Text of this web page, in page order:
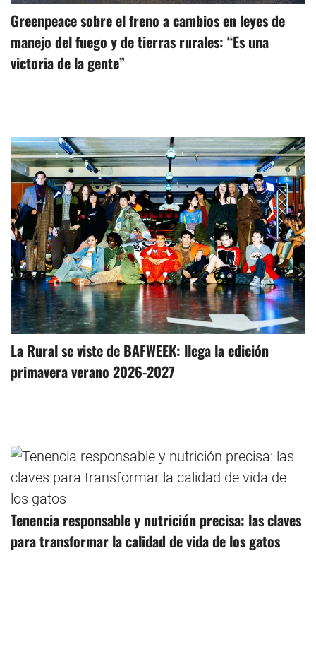
Greenpeace sobre el freno a cambios en leyes de
manejo del fuego y de tierras rurales: “Es una
victoria de la gente”
La Rural se viste de BAFWEEK: llega la edición
primavera verano 2026-2027
Tenencia responsable y nutrición precisa: las claves
para transformar la calidad de vida de los gatos